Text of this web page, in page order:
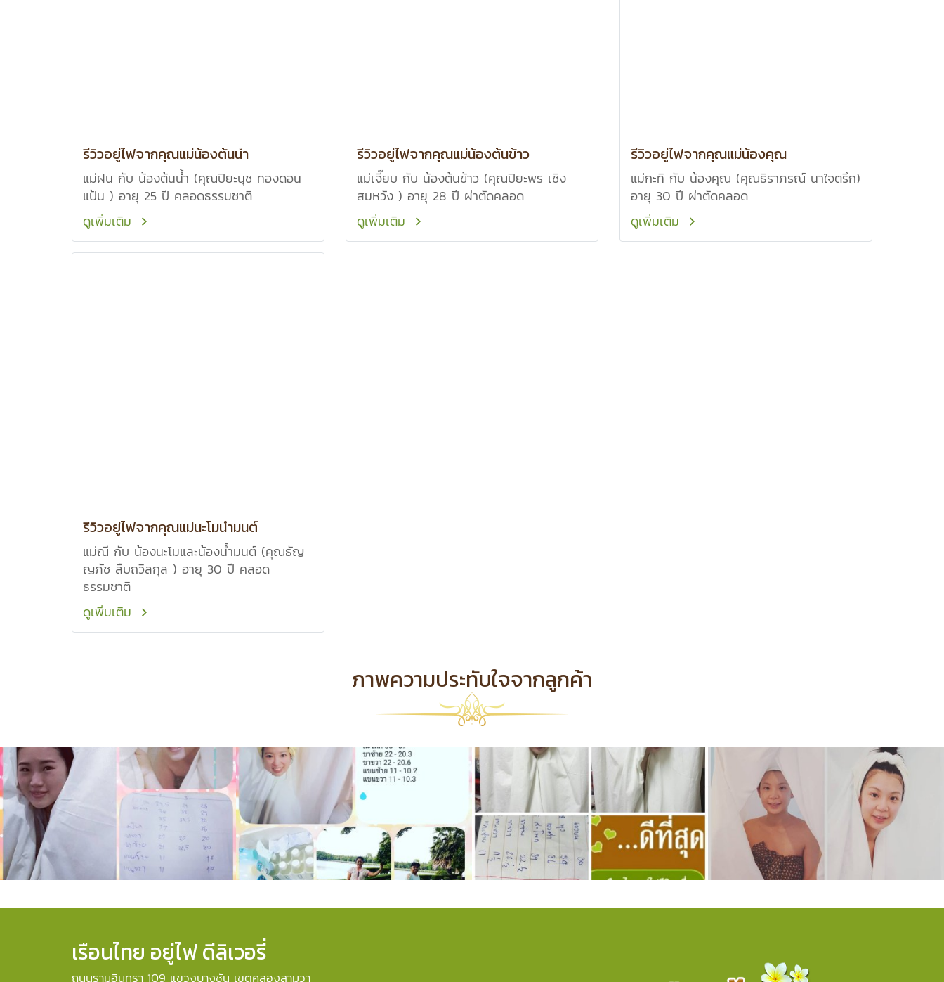
รีวิวอยู่ไฟจากคุณแม่น้องต้นน้ำ
แม่ฝน กับ น้องต้นน้ำ (คุณปิยะนุช ทองดอน
แป้น ) อายุ 25 ปี คลอดธรรมชาติ
ดูเพิ่มเติม
รีวิวอยู่ไฟจากคุณแม่น้องต้นข้าว
แม่เจี๊ยบ กับ น้องต้นข้าว (คุณปิยะพร เชิง
สมหวัง ) อายุ 28 ปี ผ่าตัดคลอด
ดูเพิ่มเติม
รีวิวอยู่ไฟจากคุณแม่น้องคุณ
แม่กะทิ กับ น้องคุณ (คุณธิราภรณ์ นาใจตรึก)
อายุ 30 ปี ผ่าตัดคลอด
ดูเพิ่มเติม
รีวิวอยู่ไฟจากคุณแม่นะโมน้ำมนต์
แม่ณี กับ น้องนะโมและน้องน้ำมนต์ (คุณธัญ
ญภัช สืบถวิลกุล ) อายุ 30 ปี คลอด
ธรรมชาติ
ดูเพิ่มเติม
ภาพความประทับใจจากลูกค้า
ภาพความประทับใจ (3)
ภาพความประทับใจ , 1351 ผู้ชม
ภาพความประทับใจ (2)
ภาพความประทับใจ , 1220 ผู้ชม
ภาพความประทับใจ (1)
ภาพความประทับใจ , 1373 ผู้ชม
เรือนไทย อยู่ไฟ ดีลิเวอรี่
ถนนรามอินทรา 109 แขวงบางชัน เขตคลองสามวา